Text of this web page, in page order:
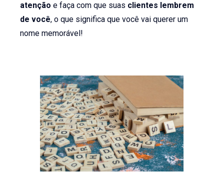
atenção e faça com que suas clientes lembrem
de você, o que significa que você vai querer um
nome memorável!